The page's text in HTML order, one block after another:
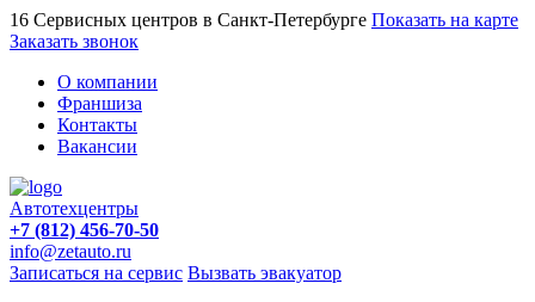
16 Сервисных центров в Санкт-Петербурге Показать на карте
Заказать звонок
О компании
Франшиза
Контакты
Вакансии
Автотехцентры
+7 (812) 456-70-50
info@zetauto.ru
Записаться на сервис Вызвать эвакуатор